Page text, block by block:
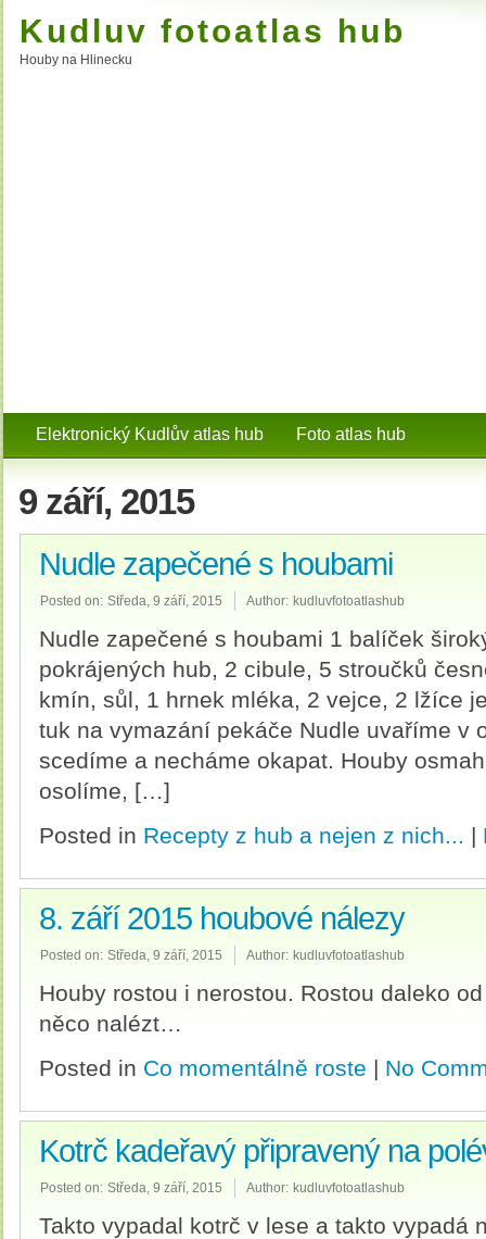
Kudluv fotoatlas hub
Houby na Hlinecku
Elektronický Kudlův atlas hub Foto atlas hub
9 září, 2015
Nudle zapečené s houbami
Posted on: Středa, 9 září, 2015 Author: kudluvfotoatlashub
Nudle zapečené s houbami 1 balíček
pokrájených hub, 2 cibule, 5 stroučků
kmín, sůl, 1 hrnek mléka, 2 vejce, 2 lžíce
tuk na vymazání pekáče Nudle uvaříme v
scedíme a necháme okapat. Houby
osolíme, […]
Posted in Recepty z hub a nejen z nich... |
8. září 2015 houbové nálezy
Posted on: Středa, 9 září, 2015 Author: kudluvfotoatlashub
Houby rostou i nerostou. Rostou daleko
něco nalézt…
Posted in Co momentálně roste | No
Kotrč kadeřavý připravený na
Posted on: Středa, 9 září, 2015 Author: kudluvfotoatlashub
Takto vypadal kotrč v lese a takto vypadá